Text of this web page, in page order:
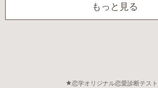
もっと見る
恋学オリジナル恋愛診断テスト